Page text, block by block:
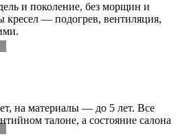
и поколение, без морщин и
кресел — подогрев, вентиляция,
на материалы — до 5 лет. Все
талоне, а состояние салона